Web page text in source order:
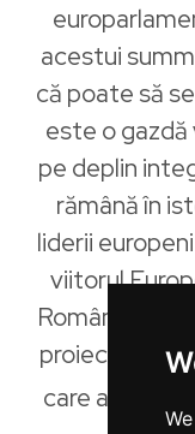
acestui
că poate să
este o gazdă
pe deplin
rămână în
liderii
viitorul
România și-a
proiectul
care au fost